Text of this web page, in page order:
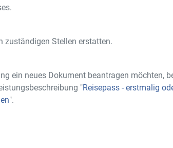
zuständigen Stellen erstatten.
ein neues Dokument beantragen möchten,
"Reisepass - erstmalig
".